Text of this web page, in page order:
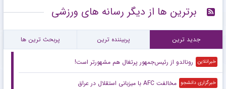
برترین ها از دیگر رسانه های ورزشی
جدید ترین پربیننده ترین پربحث ترین ها
خبرانلاین رونالدو از رئیس‌جمهور پرتغال هم مشهورتر است!
خبرگزاری دانشجو مخالفت AFC با میزبانی استقلال در عراق